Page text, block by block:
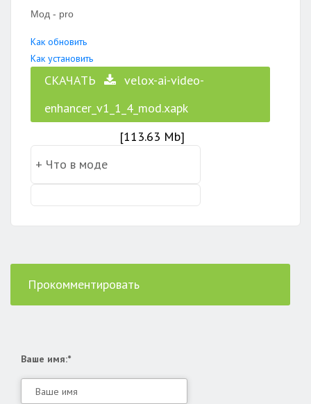
Мод - pro
Как обновить
Как установить
СКАЧАТЬ
velox-ai-video-
enhancer_v1_1_4_mod.xapk
[113.63 Mb]
Прокомментировать
Ваше имя:*